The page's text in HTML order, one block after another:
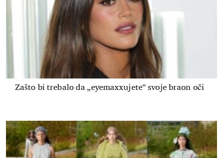
Zašto bi trebalo da „eyemaxxujete“ svoje braon oči